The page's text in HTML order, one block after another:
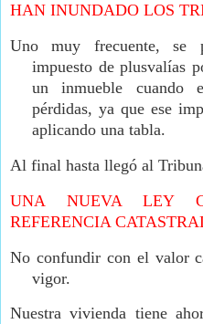
HAN INUNDADO LOS
Uno muy frecuente, se
impuesto de plusvalías
un inmueble cuando
pérdidas, ya que ese
aplicando una tabla.
Al final hasta llegó al
UNA NUEVA LEY
REFERENCIA
No confundir con el valor
vigor.
Nuestra vivienda tiene